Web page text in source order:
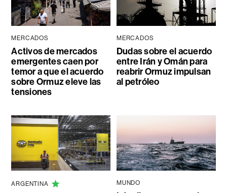
MERCADOS
Activos de mercados
emergentes caen por
temor a que el acuerdo
sobre Ormuz eleve las
tensiones
MERCADOS
Dudas sobre el acuerdo
entre Irán y Omán para
reabrir Ormuz impulsan
al petróleo
ARGENTINA MUNDO